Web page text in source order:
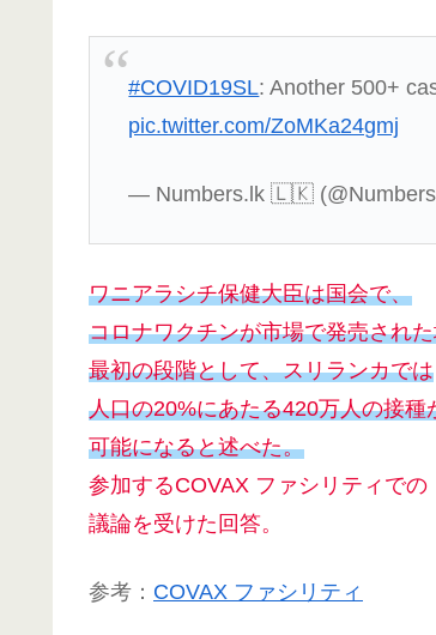
#COVID19SL: Another 500+
pic.twitter.com/ZoMKa24gmj
— Numbers.lk 🇱🇰
ワニアラシチ保健大臣は国会で、
コロナワクチンが市場で発売され
最初の段階として、スリランカでは
人口の20%にあたる420万人の接種
可能になると述べた。
参加するCOVAX ファシリティでの
議論を受けた回答。
参考： COVAX ファシリティ